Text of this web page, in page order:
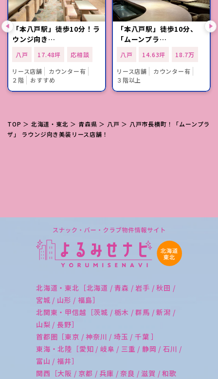
「本八戸駅」徒歩10分！ラ
ウンジ向き…
八戸 17.48坪
応相談
リース店舗
カウンター有
２階
おすすめ
「本八戸駅」徒歩10分、
「ムーンプラ…
八戸 14.63坪
18.7万
リース店舗
カウンター有
３階以上
TOP ＞ 北海道・東北 ＞ 青森県 ＞ 八戸 ＞ 八戸市長横町！「ムーンプラ
ザ」 ラウンジ向き美装リース店舗！
北海道・東北［北海道 / 青森 / 岩手 / 秋田 /
宮城 / 山形 / 福島］
北関東・甲信越［茨城 / 栃木 / 群馬 / 新潟 /
山梨 / 長野］
首都圏［東京 / 神奈川 / 埼玉 / 千葉 ］
東海・北陸［愛知 / 岐阜 / 三重 / 静岡 / 石川 /
富山 / 福井］
関西［大阪 / 京都 / 兵庫 / 奈良 / 滋賀 / 和歌